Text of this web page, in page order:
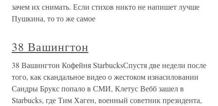
зачем их снимать. Если стихов никто не напишет лучше
Пушкина, то то же самое
38 Вашингтон
38 Вашингтон Кофейня StarbucksСпустя две недели после
того, как скандальное видео о жестоком изнасиловании
Сандры Брукс попало в СМИ, Клетус Вебб зашел в
Stаrbucks, где Тим Хаген, военный советник президента,